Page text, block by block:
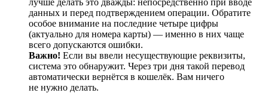
данных и перед подтверждением операции. Обратите
особое внимание на последние четыре цифры
(актуально для номера карты) — именно в них чаще
всего допускаются ошибки.
Важно! Если вы ввели несуществующие реквизиты,
система это обнаружит. Через три дня такой перевод
автоматически вернётся в кошелёк. Вам ничего
не нужно делать.